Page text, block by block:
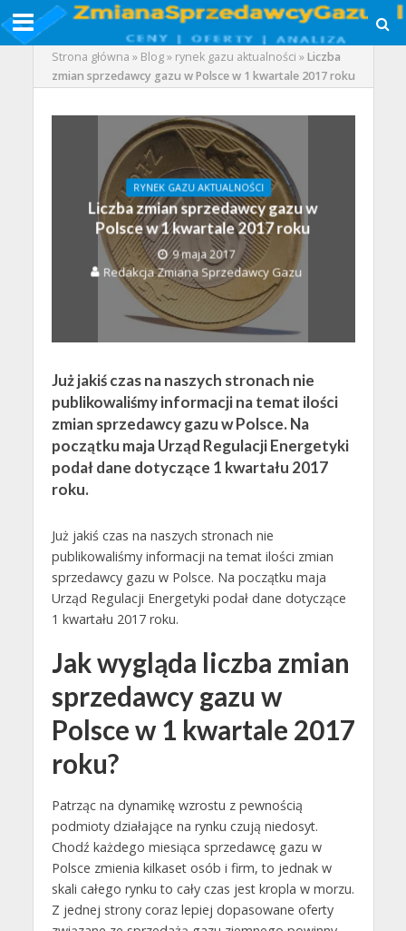
Strona główna » Blog» rynek gazu aktualności »Liczba
zmian sprzedawcy gazu w Polsce w 1 kwartale 2017 roku
RYNEK GAZU AKTUALNOŚCI
Liczba zmian sprzedawcy gazu w
Polsce w 1 kwartale 2017 roku
9 maja 2017
Redakcja Zmiana Sprzedawcy Gazu
Już jakiś czas na naszych stronach nie
publikowaliśmy informacji na temat ilości
zmian sprzedawcy gazu w Polsce. Na
początku maja Urząd Regulacji Energetyki
podał dane dotyczące 1 kwartału 2017
roku.
Już jakiś czas na naszych stronach nie
publikowaliśmy informacji na temat ilości zmian
sprzedawcy gazu w Polsce. Na początku maja
Urząd Regulacji Energetyki podał dane dotyczące
1 kwartału 2017 roku.
Jak wygląda liczba zmian
sprzedawcy gazu w
Polsce w 1 kwartale 2017
roku?
Patrząc na dynamikę wzrostu z pewnością
podmioty działające na rynku czują niedosyt.
Chodź każdego miesiąca sprzedawcę gazu w
Polsce zmienia kilkaset osób i firm, to jednak w
skali całego rynku to cały czas jest kropla w morzu.
Z jednej strony coraz lepiej dopasowane oferty